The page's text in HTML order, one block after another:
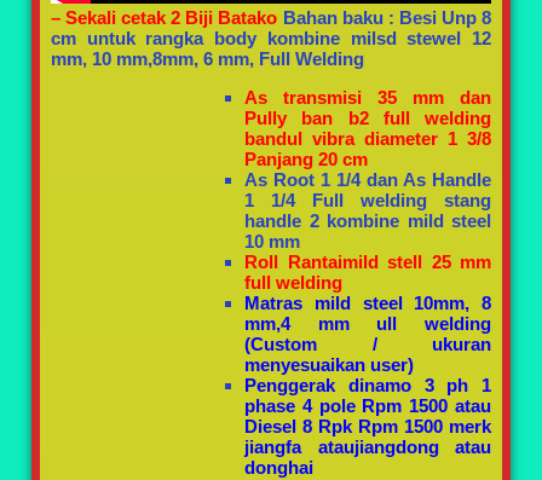
– Sekali cetak 2 Biji Batako Bahan baku : Besi Unp 8
cm untuk rangka body kombine milsd stewel 12
mm, 10 mm,8mm, 6 mm, Full Welding
As transmisi 35 mm dan
Pully ban b2 full welding
bandul vibra diameter 1 3/8
Panjang 20 cm
As Root 1 1/4 dan As Handle
1 1/4 Full welding stang
handle 2 kombine mild steel
10 mm
Roll Rantaimild stell 25 mm
full welding
Matras mild steel 10mm, 8
mm,4 mm ull welding
(Custom / ukuran
menyesuaikan user)
Penggerak dinamo 3 ph 1
phase 4 pole Rpm 1500 atau
Diesel 8 Rpk Rpm 1500 merk
jiangfa ataujiangdong atau
donghai